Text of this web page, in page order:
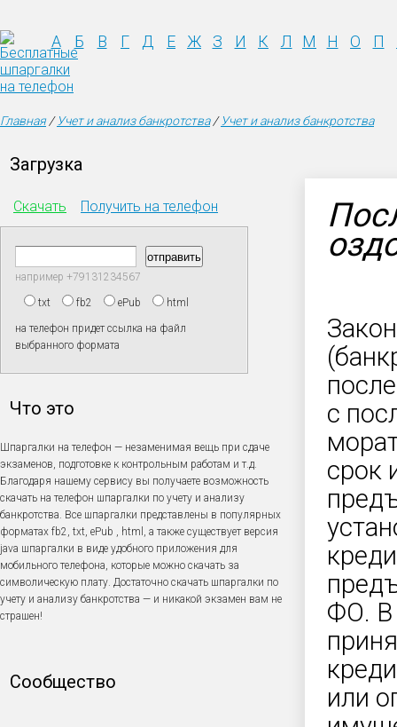
А Б В Г Д Е Ж З И К Л М Н О П
Главная/ Учет и анализ банкротства/ Учет и анализ банкротства
Загрузка
Скачать Получить на телефон
например +79131234567
txt fb2 ePub html
на телефон придет ссылка на файл
выбранного формата
Что это
Шпаргалки на телефон — незаменимая вещь при сдаче
экзаменов, подготовке к контрольным работам и т.д.
Благодаря нашему сервису вы получаете возможность
скачать на телефон шпаргалки по учету и анализу
банкротства. Все шпаргалки представлены в популярных
форматах fb2, txt, ePub , html, а также существует версия
java шпаргалки в виде удобного приложения для
мобильного телефона, которые можно скачать за
символическую плату. Достаточно скачать шпаргалки по
учету и анализу банкротства — и никакой экзамен вам не
страшен!
Сообщество
с
срок
ФО. В
или